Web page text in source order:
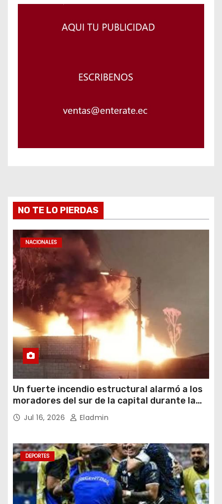
NO TE LO PIERDAS
NACIONALES
Un fuerte incendio estructural alarmó a los
moradores del sur de la capital durante la
noche del miércoles 15 de julio de 2026
Jul 16, 2026 Eladmin
DEPORTES